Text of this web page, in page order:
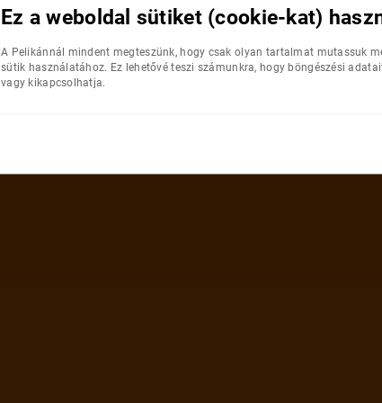
Ez a weboldal sütiket (cookie-kat)
A Pelikánnál mindent megteszünk, hogy csak olyan tartalmat mutassuk
sütik használatához. Ez lehetővé teszi számunkra, hogy böngészési
vagy kikapcsolhatja.